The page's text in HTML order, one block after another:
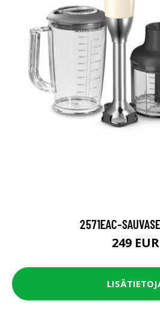
2571EAC-
249 EUR